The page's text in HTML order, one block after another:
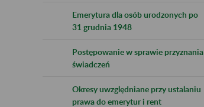
Emerytura dla osób urodzonych po
31 grudnia 1948
Postępowanie w sprawie przyznania
świadczeń
Okresy uwzględniane przy ustalaniu
prawa do emerytur i rent